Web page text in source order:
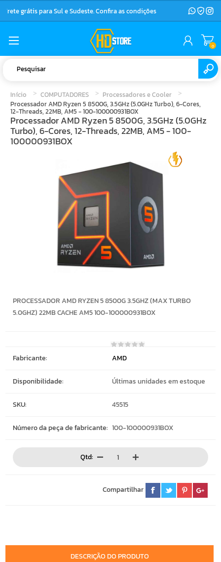
Frete grátis para Sul e Sudeste. Confira as condições
0
Início COMPUTADORES
Processadores e Cooler
Processador AMD Ryzen 5 8500G, 3.5GHz (5.0GHz Turbo), 6-Cores,
12-Threads, 22MB, AM5 - 100-100000931BOX
Processador AMD Ryzen 5 8500G, 3.5GHz (5.0GHz
Turbo), 6-Cores, 12-Threads, 22MB, AM5 - 100-
100000931BOX
PROCESSADOR AMD RYZEN 5 8500G 3.5GHZ (MAX TURBO
5.0GHZ) 22MB CACHE AM5 100-100000931BOX
Fabricante: AMD
Disponibilidade: Últimas unidades em estoque
SKU: 45515
Número da peça de fabricante: 100-100000931BOX
Qtd:
Compartilhar
DESCRIÇÃO DO PRODUTO